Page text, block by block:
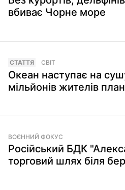
вбиває Чорне море
СТАТТЯ СВІТ
Океан наступає на
мільйонів жителів
ВОЄННИЙ ФОКУС
Російський БДК
торговий шлях біля